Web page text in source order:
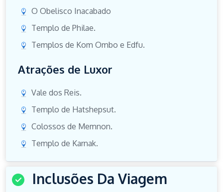
O Obelisco Inacabado
Templo de Philae.
Templos de Kom Ombo e Edfu.
Atrações de Luxor
Vale dos Reis.
Templo de Hatshepsut.
Colossos de Memnon.
Templo de Karnak.
Inclusões Da Viagem